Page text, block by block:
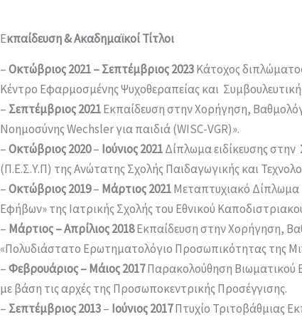
Εκπαίδευση & Ακαδημαϊκοί Τίτλοι
–Οκτώβριος 2021–Σεπτέμβριος 2023Κάτοχος
Κέντρο Εφαρμοσμένης Ψυχοθεραπείας και
– Σεπτέμβριος 2021Εκπαίδευση στην Χορήγηση,
Νοημοσύνης Wechsler για παιδιά (WISC-VGR)».
–Οκτώβριος2020– Ιούνιος 2021Δίπλωμα ειδίκευσης
(Π.Ε.Σ.Υ.Π) της Ανώτατης Σχολής Παιδαγωγικής και
–Οκτώβριος 2019– Μάρτιος 2021Μεταπτυχιακό Δίπλωμα
Εφήβων» της Ιατρικής Σχολής του Εθνικού
– Μάρτιος –Απρίλιος2018Εκπαίδευση στην Χορήγηση,
«Πολυδιάστατο Ερωτηματολόγιο Προσωπικότητας της
–Φεβρουάριος –Μάιος2017Παρακολούθηση Βιωματικού
με βάση τις αρχές της Προσωποκεντρικής Προσέγγισης.
– Σεπτέμβριος 2013– Ιούνιος 2017Πτυχίο Τριτοβάθμιας